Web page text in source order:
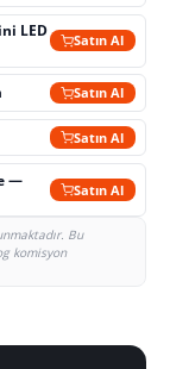
LED
Satın Al
Satın Al
Satın Al
—
Satın Al
Bu
komisyon